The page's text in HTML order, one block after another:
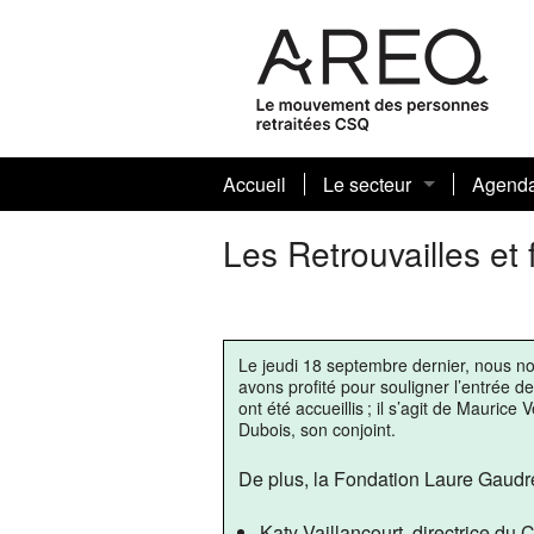
Accueil
Le secteur
Journaux sectoriels et
Biographies
Nos présidentes et
Les Retrouvailles
Le jeudi 18 septembre dernier, nous
avons profité pour souligner l’entrée
ont été accueillis ; il s’agit de Maurice
Dubois, son conjoint.
De plus, la Fondation Laure